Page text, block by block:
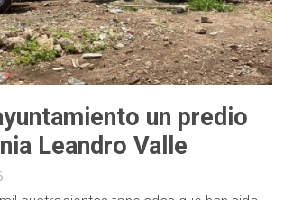
un predio
Leandro Valle